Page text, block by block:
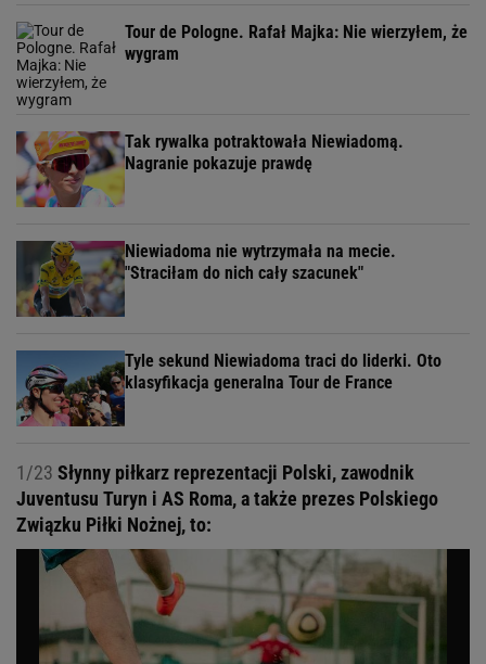
Tour de Pologne. Rafał Majka: Nie wierzyłem, że
wygram
Tak rywalka potraktowała Niewiadomą.
Nagranie pokazuje prawdę
Niewiadoma nie wytrzymała na mecie.
"Straciłam do nich cały szacunek"
Tyle sekund Niewiadoma traci do liderki. Oto
klasyfikacja generalna Tour de France
1/23 Słynny piłkarz reprezentacji Polski, zawodnik
Juventusu Turyn i AS Roma, a także prezes Polskiego
Związku Piłki Nożnej, to: